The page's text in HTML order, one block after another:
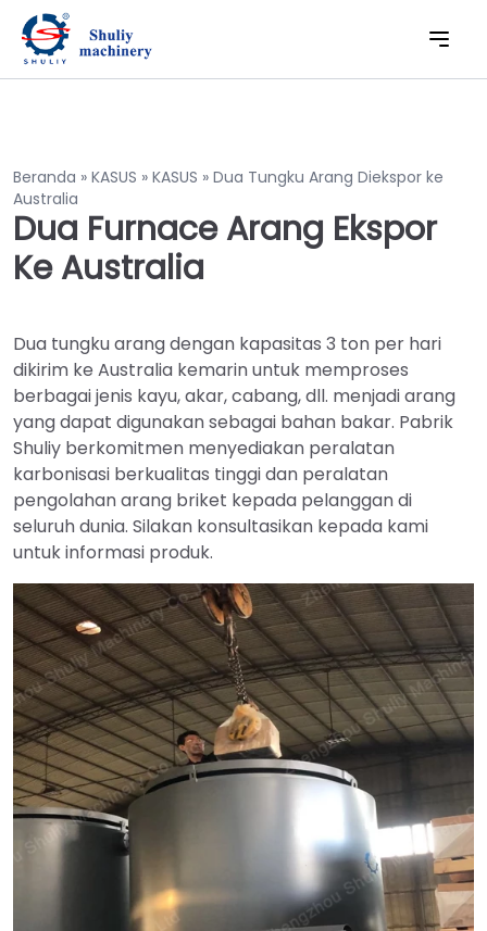
Beranda » KASUS » KASUS » Dua Tungku Arang Diekspor ke
Australia
Dua Furnace Arang Ekspor
Ke Australia
Dua tungku arang dengan kapasitas 3 ton per hari
dikirim ke Australia kemarin untuk memproses
berbagai jenis kayu, akar, cabang, dll. menjadi arang
yang dapat digunakan sebagai bahan bakar. Pabrik
Shuliy berkomitmen menyediakan peralatan
karbonisasi berkualitas tinggi dan peralatan
pengolahan arang briket kepada pelanggan di
seluruh dunia. Silakan konsultasikan kepada kami
untuk informasi produk.